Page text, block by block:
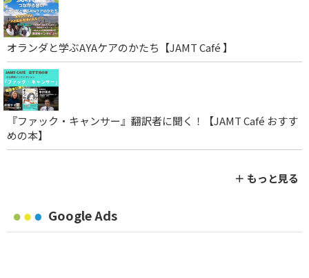
オランダと学ぶAYAケアのかたち【JAMT Café 】
『ファック・キャンサー』翻訳者に聞く！【JAMT Café おすす
めの本】
＋ もっと見る
Google Ads